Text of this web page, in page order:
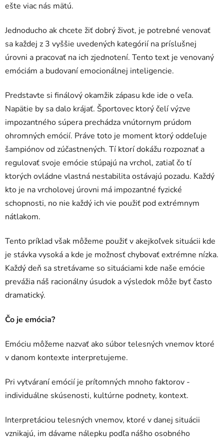
ešte viac nás mätú.
Jednoducho ak chcete žiť dobrý život, je potrebné venovať
sa každej z 3 vyššie uvedených kategórií na príslušnej
úrovni a pracovať na ich zjednotení. Tento text je venovaný
emóciám a budovaní emocionálnej inteligencie.
Predstavte si finálový okamžik zápasu kde ide o veľa.
Napätie by sa dalo krájať. Športovec ktorý čelí výzve
impozantného súpera prechádza vnútornym prúdom
ohromných emócií. Práve toto je moment ktorý oddeľuje
šampiónov od zúčastnených. Tí ktorí dokážu rozpoznať a
regulovať svoje emócie stúpajú na vrchol, zatiaľ čo tí
ktorých ovládne vlastná nestabilita ostávajú pozadu. Každý
kto je na vrcholovej úrovni má impozantné fyzické
schopnosti, no nie každý ich vie použiť pod extrémnym
nátlakom.
Tento príklad však môžeme použiť v akejkoľvek situácii kde
je stávka vysoká a kde je možnosť chybovať extrémne nízka.
Každý deň sa stretávame so situáciami kde naše emócie
prevážia náš racionálny úsudok a výsledok môže byť často
dramatický.
Čo je emócia?
Emóciu môžeme nazvať ako súbor telesných vnemov ktoré
v danom kontexte interpretujeme.
Pri vytváraní emócií je prítomných mnoho faktorov -
individuálne skúsenosti, kultúrne podnety, kontext.
Interpretáciou telesných vnemov, ktoré v danej situácii
vznikajú, im dávame nálepku podľa nášho osobného